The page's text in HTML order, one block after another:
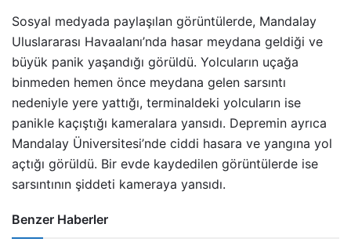
Sosyal medyada paylaşılan görüntülerde, Mandalay
Uluslararası Havaalanı’nda hasar meydana geldiği ve
büyük panik yaşandığı görüldü. Yolcuların uçağa
binmeden hemen önce meydana gelen sarsıntı
nedeniyle yere yattığı, terminaldeki yolcuların ise
panikle kaçıştığı kameralara yansıdı. Depremin ayrıca
Mandalay Üniversitesi’nde ciddi hasara ve yangına yol
açtığı görüldü. Bir evde kaydedilen görüntülerde ise
sarsıntının şiddeti kameraya yansıdı.
Benzer Haberler